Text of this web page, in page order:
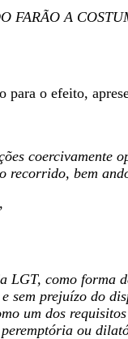
FARÃO A
para o efeito,
coercivamente
recorrido, bem
LGT, como forma
sem prejuízo do
um dos
ou